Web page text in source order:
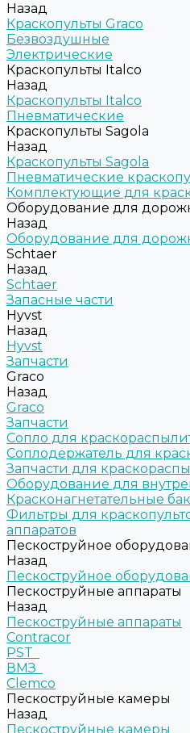
Назад
Краскопульты Graco
Безвоздушные
Электрические
Краскопульты Italco
Назад
Краскопульты Italco
Пневматические
Краскопульты Sagola
Назад
Краскопульты Sagola
Пневматические
Комплектующие для
Оборудование для
Назад
Оборудование для
Schtaer
Назад
Schtaer
Запасные части
Hyvst
Назад
Hyvst
Запчасти
Graco
Назад
Graco
Запчасти
Сопло для
Соплодержатель для
Запчасти для
Оборудование для
Красконагнетательные
Фильтры для
аппаратов
Пескоструйное
Назад
Пескоструйное
Пескоструйные аппараты
Назад
Пескоструйные аппараты
Contracor
PST
ВМЗ
Clemco
Пескоструйные камеры
Назад
Пескоструйные камеры